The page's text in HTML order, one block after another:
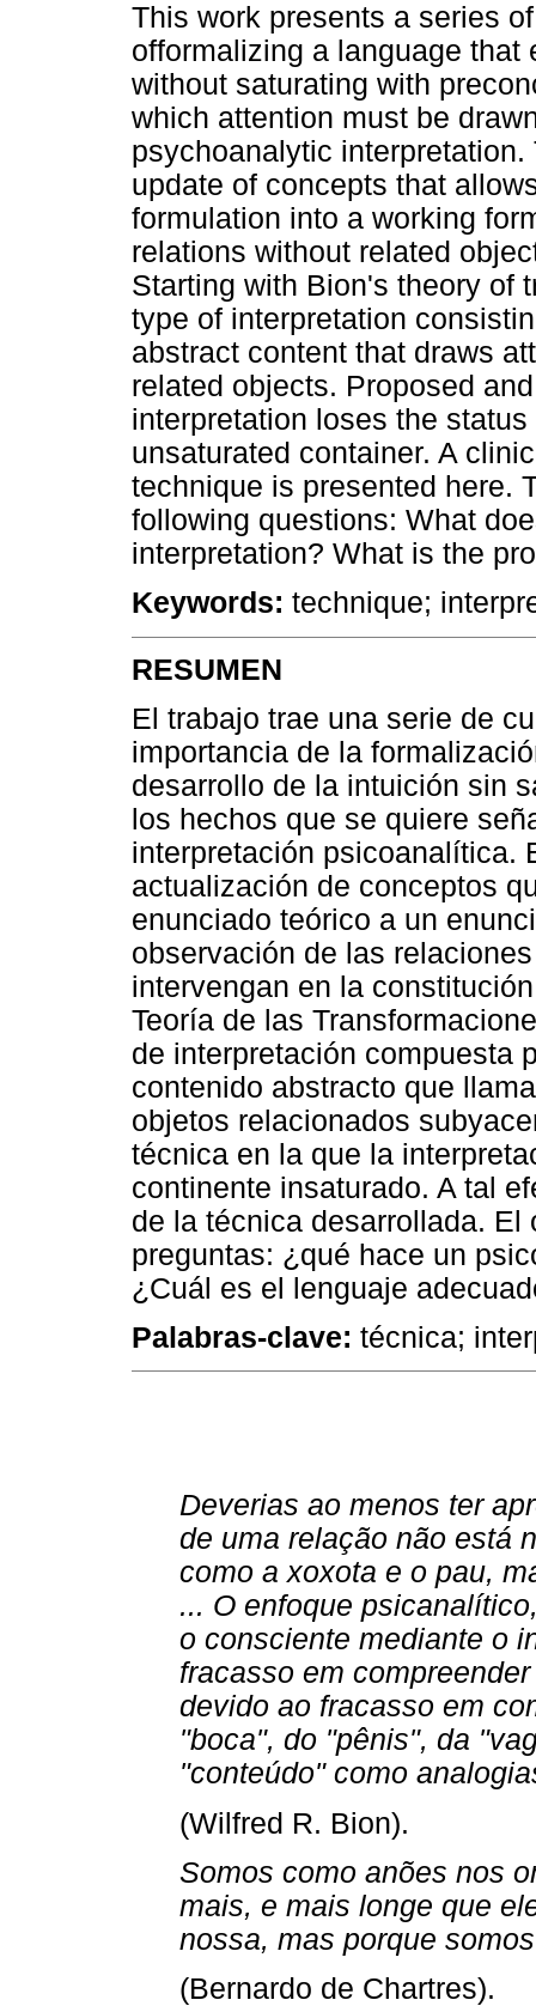
This work presents a series
offormalizing a language
without saturating with
which attention must be
psychoanalytic
update of concepts that
formulation into a working
relations without related
Starting with Bion's theory of
type of interpretation
abstract content that draws
related objects. Proposed
interpretation loses the
unsaturated container. A
technique is presented here.
following questions: What
interpretation? What is the
Keywords: technique;
RESUMEN
El trabajo trae una serie de
importancia de la
desarrollo de la intuición sin
los hechos que se quiere
interpretación psicoanalítica.
actualización de conceptos
enunciado teórico a un
observación de las
intervengan en la
Teoría de las
de interpretación compuesta
contenido abstracto que
objetos relacionados
técnica en la que la
continente insaturado. A tal
de la técnica desarrollada.
preguntas: ¿qué hace un
¿Cuál es el lenguaje
Palabras-clave: técnica;
Deverias ao menos ter
de uma relação não está
como a xoxota e o pau,
... O enfoque
o consciente mediante o
fracasso em
devido ao fracasso em
"boca", do "pênis", da
"conteúdo" como
(Wilfred R. Bion).
Somos como anões nos
mais, e mais longe que
nossa, mas porque
(Bernardo de Chartres).